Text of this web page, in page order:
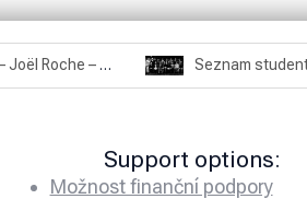
Rozhovor – Joël Roche – 12.4.2025 – Praha, Karlín
Support options:
Možnost finanční podpory